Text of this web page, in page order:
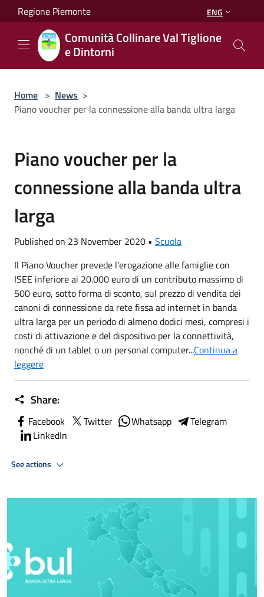
Salta al contenuto principale
Regione Piemonte ENG
Comunità Collinare Val Tiglione
e Dintorni
Home > News >
Piano voucher per la connessione alla banda ultra larga
Piano voucher per la
connessione alla banda ultra
larga
Published on 23 November 2020 • Scuola
Il Piano Voucher prevede l’erogazione alle famiglie con
ISEE inferiore ai 20.000 euro di un contributo massimo di
500 euro, sotto forma di sconto, sul prezzo di vendita dei
canoni di connessione da rete fissa ad internet in banda
ultra larga per un periodo di almeno dodici mesi, compresi i
costi di attivazione e del dispositivo per la connettività,
nonché di un tablet o un personal computer...Continua a
leggere
Share:
Facebook Twitter Whatsapp
Telegram
LinkedIn
See actions